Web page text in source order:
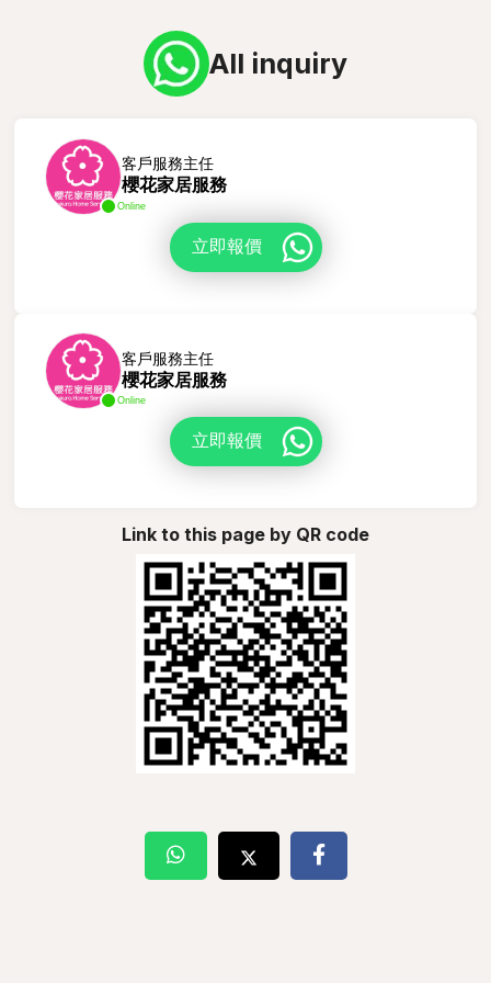
All inquiry
Online
客戶服務主任
櫻花家居服務
立即報價
Online
客戶服務主任
櫻花家居服務
立即報價
Link to this page by QR code